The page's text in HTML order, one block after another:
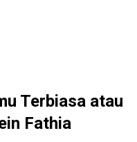
Terbiasa atau
Fathia